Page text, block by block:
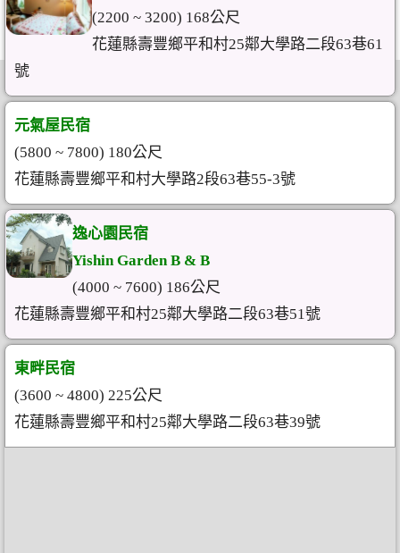
(2200 ~ 3200) 168公尺
花蓮縣壽豐鄉平和村25鄰大學路二段63巷61
號
元氣屋民宿
(5800 ~ 7800) 180公尺
花蓮縣壽豐鄉平和村大學路2段63巷55-3號
逸心園民宿
Yishin Garden B & B
(4000 ~ 7600) 186公尺
花蓮縣壽豐鄉平和村25鄰大學路二段63巷51號
東畔民宿
(3600 ~ 4800) 225公尺
花蓮縣壽豐鄉平和村25鄰大學路二段63巷39號